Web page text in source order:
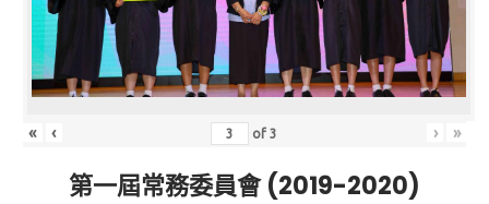
« ‹ of3 › »
第一屆常務委員會 (2019-2020)